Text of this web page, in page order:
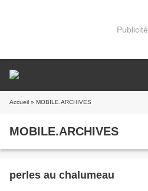
Publicité
Accueil » MOBILE.ARCHIVES
MOBILE.ARCHIVES
perles au chalumeau